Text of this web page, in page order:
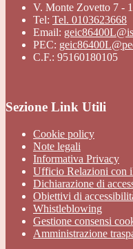
V. Monte Zovetto 7 -
Tel: Tel. 0103623668
Email:
PEC:
C.F.: 95160180105
Sezione Link Utili
Cookie policy
Note legali
Informativa Privacy
Ufficio Relazioni con
Dichiarazione di
Obiettivi di
Whistleblowing
Gestione consensi
Amministrazione